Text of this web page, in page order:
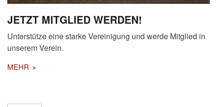
JETZT MITGLIED WERDEN!
Unterstütze eine starke Vereinigung und werde Mitglied in
unserem Verein.
MEHR